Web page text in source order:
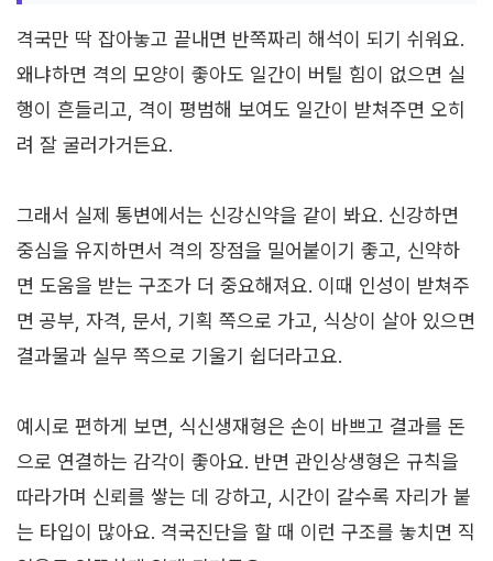
격국만 딱 잡아놓고 끝내면 반쪽짜리 해석이 되기 쉬워요.
왜냐하면 격의 모양이 좋아도 일간이 버틸 힘이 없으면 실
행이 흔들리고, 격이 평범해 보여도 일간이 받쳐주면 오히
려 잘 굴러가거든요.
그래서 실제 통변에서는 신강신약을 같이 봐요. 신강하면
중심을 유지하면서 격의 장점을 밀어붙이기 좋고, 신약하
면 도움을 받는 구조가 더 중요해져요. 이때 인성이 받쳐주
면 공부, 자격, 문서, 기획 쪽으로 가고, 식상이 살아 있으면
결과물과 실무 쪽으로 기울기 쉽더라고요.
예시로 편하게 보면, 식신생재형은 손이 바쁘고 결과를 돈
으로 연결하는 감각이 좋아요. 반면 관인상생형은 규칙을
따라가며 신뢰를 쌓는 데 강하고, 시간이 갈수록 자리가 붙
는 타입이 많아요. 격국진단을 할 때 이런 구조를 놓치면 직